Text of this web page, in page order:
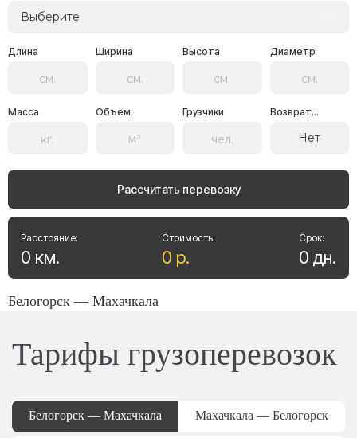
Выберите
Длина Ширина Высота Диаметр
Масса Объем Грузчики Возврат...
Нет
Рассчитать перевозку
Стоимость:
0 р.
Расстояние:
0 км.
Срок:
0 дн.
Белогорск — Махачкала
Тарифы грузоперевозок
Белогорск — Махачкала Махачкала — Белогорск